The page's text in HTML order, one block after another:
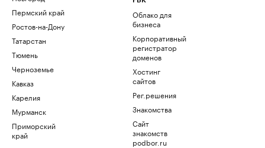
Пермский край
Ростов-на-Дону
Татарстан
Тюмень
Черноземье
Кавказ
Карелия
Мурманск
Приморский
край
Облако для
бизнеса
Корпоративный
регистратор
доменов
Хостинг
сайтов
Рег.решения
Знакомства
Сайт
знакомств
podbor.ru